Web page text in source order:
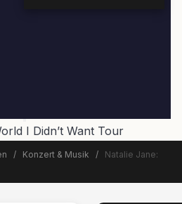
I Didn’t Want Tour
/ Konzert & Musik /
Natalie Jane: